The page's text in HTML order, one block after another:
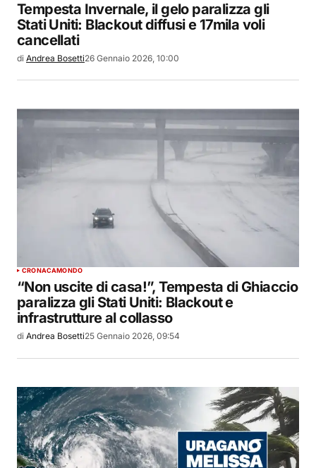
Tempesta Invernale, il gelo paralizza gli
Stati Uniti: Blackout diffusi e 17mila voli
cancellati
di Andrea Bosetti26 Gennaio 2026, 10:00
CRONACAMONDO
“Non uscite di casa!”, Tempesta di Ghiaccio
paralizza gli Stati Uniti: Blackout e
infrastrutture al collasso
di Andrea Bosetti25 Gennaio 2026, 09:54